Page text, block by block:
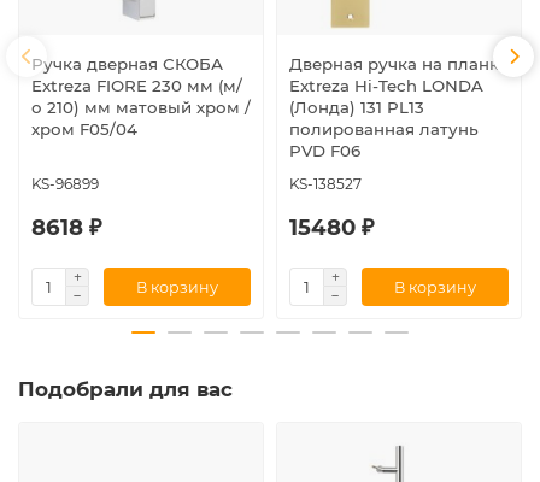
Ручка дверная СКОБА
Extreza FIORE 230 мм (м/
о 210) мм матовый хром /
хром F05/04
KS-96899
8618 ₽
В корзину
Дверная ручка на планке
Extreza Hi-Tech LONDA
(Лонда) 131 PL13
полированная латунь
PVD F06
KS-138527
15480 ₽
В корзину
Подобрали для вас